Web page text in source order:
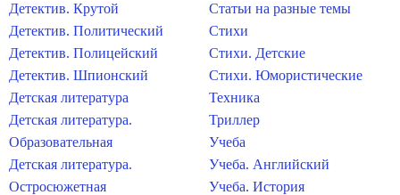
Детектив. Крутой
Детектив. Политический
Детектив. Полицейский
Детектив. Шпионский
Детская литература
Детская литература.
Образовательная
Детская литература.
Остросюжетная
Статьи на разные темы
Стихи
Стихи. Детские
Стихи. Юмористические
Техника
Триллер
Учеба
Учеба. Английский
Учеба. История